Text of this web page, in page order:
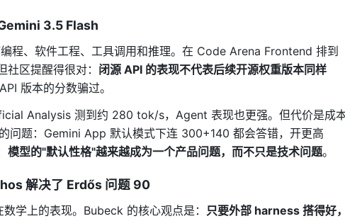
3.5 Flash
程、软件工程、工具调用和推理。在 Code Arena Frontend 排到
区提醒得很对： 闭源 API 的表现不代表后续开源权重版本同样
版本的分数骗过。
Analysis 测到约 280 tok/s，Agent 表现也更强。但代价是成
问题：Gemini App 默认模式下连 300+140 都会答错，开更高
模型的"默认性格"越来越成为一个产品问题，而不只是技术问题。
解决了 Erdős 问题 90
学上的表现。Bubeck 的核心观点是： 只要外部 harness 搭得好